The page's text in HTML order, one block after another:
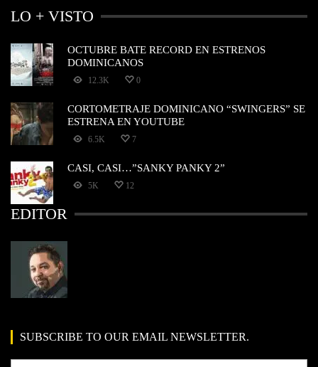
LO + VISTO
OCTUBRE BATE RECORD EN ESTRENOS
DOMINICANOS
12.3K 0
CORTOMETRAJE DOMINICANO “SWINGERS” SE
ESTRENA EN YOUTUBE
6.5K 7
CASI, CASI…”SANKY PANKY 2”
5K 12
EDITOR
SUBSCRIBE TO OUR EMAIL NEWSLETTER.